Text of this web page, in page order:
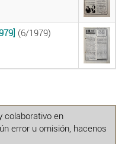
(6/1979)
colaborativo en
error u omisión, hacenos